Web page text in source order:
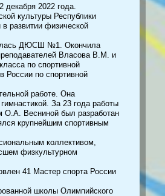
2022 года.
культуры Республики
развитии физической
ДЮСШ №1. Окончила
Власова В.М. и
по спортивной
России по спортивной
работе. Она
За 23 года работы
О.А. Весниной был разработан
крупнейшим спортивным
коллективом,
физкультурном
41 Мастер спорта России
школы Олимпийского